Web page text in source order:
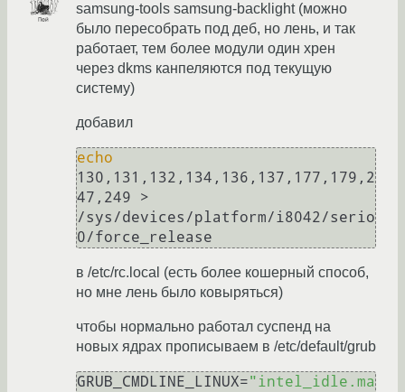
samsung-tools samsung-backlight (можно
было пересобрать под деб, но лень, и так
работает, тем более модули один хрен
через dkms канпеляются под текущую
систему)
добавил
echo
130,131,132,134,136,137,177,179,2
47,249 >
/sys/devices/platform/i8042/serio
в /etc/rc.local (есть более кошерный способ,
но мне лень было ковыряться)
чтобы нормально работал суспенд на
новых ядрах прописываем в /etc/default/grub
GRUB_CMDLINE_LINUX="intel_idle.ma